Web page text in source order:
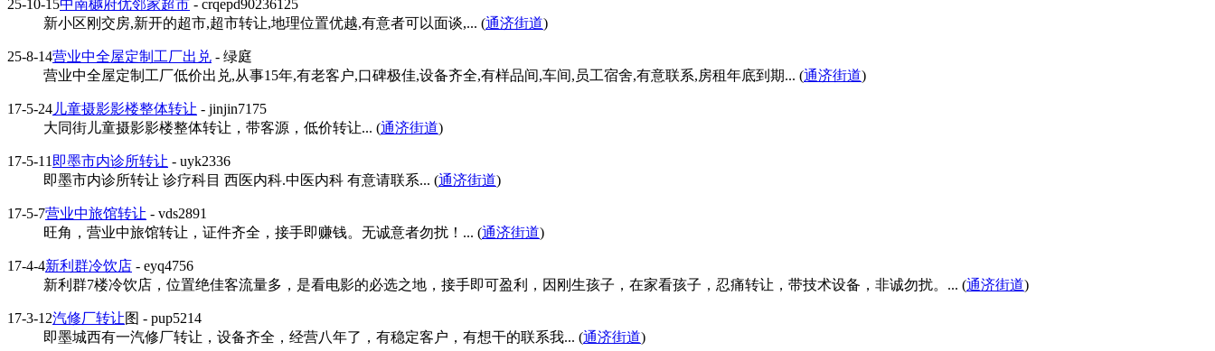
25-10-15中南樾府优邻家超市 - crqepd90236125
新小区刚交房,新开的超市,超市转让,地理位置优越,有意者可以面谈,... (通济街道)
25-8-14营业中全屋定制工厂出兑 - 绿庭
营业中全屋定制工厂低价出兑,从事15年,有老客户,口碑极佳,设备齐全,有样品间,车间,员工宿舍,有意联系,房租年底到期... (通济街道)
17-5-24 儿童摄影影楼整体转让 - jinjin7175
大同街儿童摄影影楼整体转让，带客源，低价转让... (通济街道)
17-5-11 即墨市内诊所转让 - uyk2336
即墨市内诊所转让 诊疗科目 西医内科.中医内科 有意请联系... (通济街道)
17-5-7营业中旅馆转让 - vds2891
旺角，营业中旅馆转让，证件齐全，接手即赚钱。无诚意者勿扰！... (通济街道)
17-4-4新利群冷饮店 - eyq4756
新利群7楼冷饮店，位置绝佳客流量多，是看电影的必选之地，接手即可盈利，因刚生孩子，在家看孩子，忍痛转让，带技术设备，非诚勿扰。... (通济街道)
17-3-12汽修厂转让图 - pup5214
即墨城西有一汽修厂转让，设备齐全，经营八年了，有稳定客户，有想干的联系我... (通济街道)